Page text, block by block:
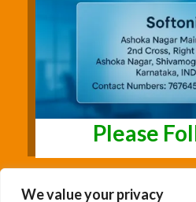
We value your privacy
Please